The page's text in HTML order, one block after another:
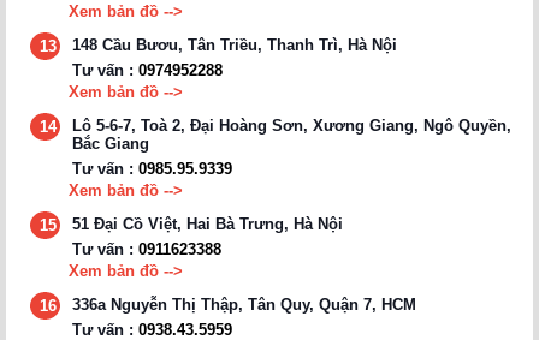
Xem bản đồ -->
13
148 Cầu Bươu, Tân Triều, Thanh Trì, Hà Nội
Tư vấn : 0974952288
Xem bản đồ -->
14
Lô 5-6-7, Toà 2, Đại Hoàng Sơn, Xương Giang, Ngô Quyền,
Bắc Giang
Tư vấn : 0985.95.9339
Xem bản đồ -->
15
51 Đại Cồ Việt, Hai Bà Trưng, Hà Nội
Tư vấn : 0911623388
Xem bản đồ -->
16
336a Nguyễn Thị Thập, Tân Quy, Quận 7, HCM
Tư vấn : 0938.43.5959